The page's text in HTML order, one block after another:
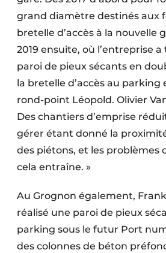
grand diamètre destinés aux
bretelle d’accès à la nouvelle
2019 ensuite, où l’entreprise
paroi de pieux sécants en
la bretelle d’accès au
rond-point Léopold. Olivier
Des chantiers d’emprise
gérer étant donné la
des piétons, et les problèmes
cela entraîne. »
Au Grognon également,
réalisé une paroi de pieux
parking sous le futur Port
des colonnes de béton